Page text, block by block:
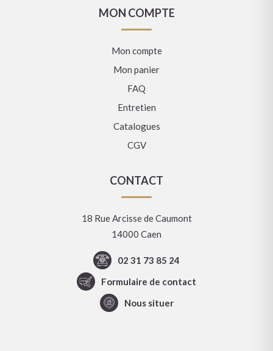
MON COMPTE
Mon compte
Mon panier
FAQ
Entretien
Catalogues
CGV
CONTACT
18 Rue Arcisse de Caumont
14000 Caen
02 31 73 85 24
Formulaire de contact
Nous situer